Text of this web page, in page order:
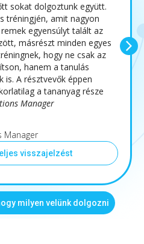
sokat dolgoztunk együtt.
tréningjén, amit nagyon
egyensúlyt talált az
másrészt minden egyes
hogy ne csak az
hanem a tanulás
is. A résztvevők éppen
a tananyag része
Manager
Manager
visszajelzést
milyen velünk dolgozni